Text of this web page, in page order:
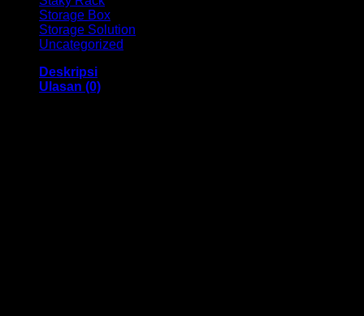
Storage Box
Storage Solution
Uncategorized
Deskripsi
Ulasan (0)